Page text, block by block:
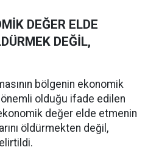
DEĞER ELDE
DEĞİL,
bölgenin ekonomik
önemli olduğu ifade edilen
değer elde etmenin
öldürmekten değil,